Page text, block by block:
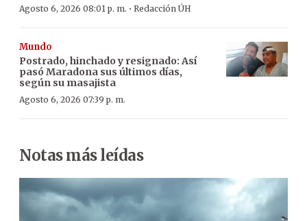
Agosto 6, 2026 08:01 p. m. · Redacción ÚH
Mundo
Postrado, hinchado y resignado: Así
pasó Maradona sus últimos días,
según su masajista
Agosto 6, 2026 07:39 p. m.
Notas más leídas